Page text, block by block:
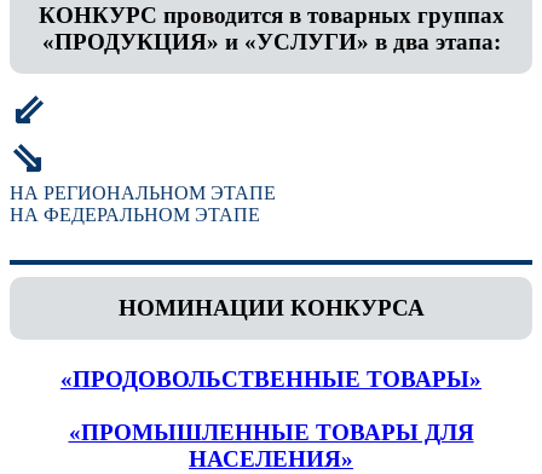
КОНКУРС проводится в товарных группах
«ПРОДУКЦИЯ» и «УСЛУГИ» в два этапа:
⇙
⇘
НА РЕГИОНАЛЬНОМ ЭТАПЕ
НА ФЕДЕРАЛЬНОМ ЭТАПЕ
НОМИНАЦИИ КОНКУРСА
«ПРОДОВОЛЬСТВЕННЫЕ ТОВАРЫ»
«ПРОМЫШЛЕННЫЕ ТОВАРЫ ДЛЯ
НАСЕЛЕНИЯ»